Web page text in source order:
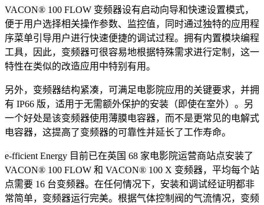
VACON® 100 FLOW 变频器设有启动向导和快速设置模式，
便于用户选择相关操作参数、监控值，同时通过独特的应用程
序菜单引导用户进行快速便捷的调试过程。拥有内置模块编程
工具，因此，变频器可很容易地根据特殊需求进行定制，这一
特性在类似的改造应用中特别有用。
另外，变频器结构紧凑，可满足电影院应用的关键要求，并拥
有 IP66 版，适用于无需额外保护的安装（即使在室外）。另
一个好处是该变频器使用薄膜电容器，而不是更常见的电解式
电容器，这提高了变频器的可靠性并延长了工作寿命。
e-fficient Energy 目前已在英国 68 家电影院运营商站点安装了
VACON® 100 FLOW 和 VACON® 100 X 变频器，平均每个站
点需要 16 台变频器。在任何情况下，安装和调试经证明都非
常简单，变频器运行完美。根据气体控制阀的气流情况，变频